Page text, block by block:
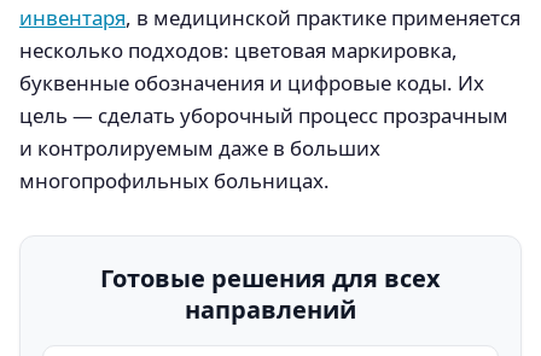
инвентаря, в медицинской практике применяется
несколько подходов: цветовая маркировка,
буквенные обозначения и цифровые коды. Их
цель — сделать уборочный процесс прозрачным
и контролируемым даже в больших
многопрофильных больницах.
Готовые решения для всех
направлений